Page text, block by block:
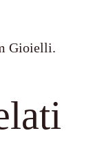
Gioielli.